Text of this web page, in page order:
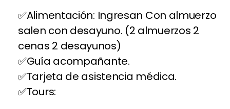
Alimentación: Ingresan Con almuerzo
salen con desayuno. (2 almuerzos 2
cenas 2 desayunos)
Guía acompañante.
Tarjeta de asistencia médica.
Tours: